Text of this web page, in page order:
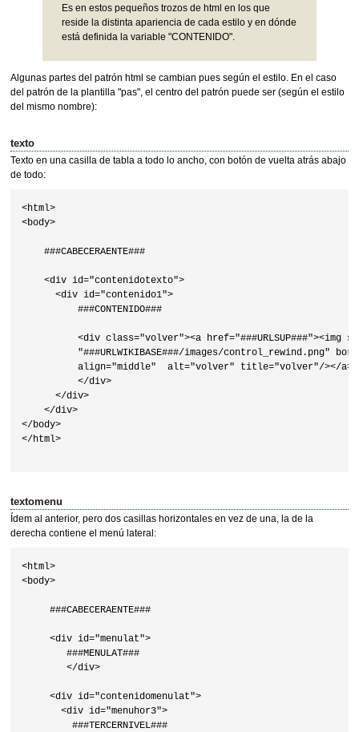
Es en estos pequeños trozos de html en los que
reside la distinta apariencia de cada estilo y en dónde
está definida la variable "CONTENIDO".
Algunas partes del patrón html se cambian pues según el estilo. En el caso
del patrón de la plantilla "pas", el centro del patrón puede ser (según el estilo
del mismo nombre):
texto
Texto en una casilla de tabla a todo lo ancho, con botón de vuelta atrás abajo
de todo:
<html>
<body>
    ###CABECERAENTE###
    <div id="contenidotexto">
      <div id="contenido1">
          ###CONTENIDO###
<div class="volver"><a href="###URLSUP###"><img
"###URLWIKIBASE###/images/control_rewind.png"
          align="middle"  alt="volver" title="volver"/></a>
          </div>
      </div>
    </div>
</body>
</html>
textomenu
Ídem al anterior, pero dos casillas horizontales en vez de una, la de la
derecha contiene el menú lateral:
<html>
<body>
     ###CABECERAENTE###
     <div id="menulat">
        ###MENULAT###
        </div>
     <div id="contenidomenulat">
       <div id="menuhor3">
         ###TERCERNIVEL###